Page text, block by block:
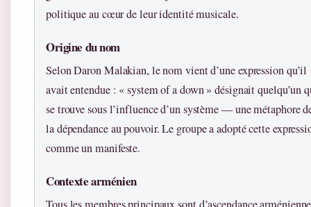
politique au cœur de leur identité musicale.
Origine du nom
Selon Daron Malakian, le nom vient d’une expression qu’il
avait entendue : « system of a down » désignait quelqu’un
se trouve sous l’influence d’un système — une métaphore
la dépendance au pouvoir. Le groupe a adopté cette
comme un manifeste.
Contexte arménien